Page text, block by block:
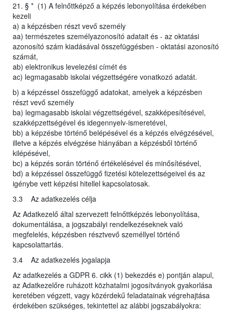
21. § * (1) A felnőttképző a képzés lebonyolítása érdekében
kezeli
a) a képzésben részt vevő személy
aa) természetes személyazonosító adatait és - az oktatási
azonosító szám kiadásával összefüggésben - oktatási azonosító
számát,
ab) elektronikus levelezési címét és
ac) legmagasabb iskolai végzettségére vonatkozó adatát.
b) a képzéssel összefüggő adatokat, amelyek a képzésben
részt vevő személy
ba) legmagasabb iskolai végzettségével, szakképesítésével,
szakképzettségével és idegennyelv-ismeretével,
bb) a képzésbe történő belépésével és a képzés elvégzésével,
illetve a képzés elvégzése hiányában a képzésből történő
kilépésével,
bc) a képzés során történő értékelésével és minősítésével,
bd) a képzéssel összefüggő fizetési kötelezettségeivel és az
igénybe vett képzési hitellel kapcsolatosak.
3.3 Az adatkezelés célja
Az Adatkezelő által szervezett felnőttképzés lebonyolítása,
dokumentálása, a jogszabályi rendelkezéseknek való
megfelelés, képzésben résztvevő személlyel történő
kapcsolattartás.
3.4 Az adatkezelés jogalapja
Az adatkezelés a GDPR 6. cikk (1) bekezdés e) pontján alapul,
az Adatkezelőre ruházott közhatalmi jogosítványok gyakorlása
keretében végzett, vagy közérdekű feladatainak végrehajtása
érdekében szükséges, tekintettel az alábbi jogszabályokra: